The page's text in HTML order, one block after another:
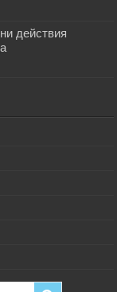
действия